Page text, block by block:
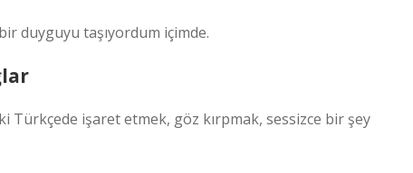
duyguyu taşıyordum içimde.
Türkçede işaret etmek, göz kırpmak, sessizce bir şey